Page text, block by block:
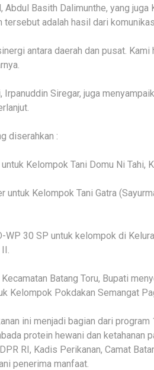
Abdul Basith Dalimunthe, yang juga
tersebut adalah hasil dari
antara daerah dan pusat.
Siregar, juga
diserahkan :
Kelompok Tani Domu Ni Tahi,
untuk Kelompok Tani Gatra
30 SP untuk kelompok di
Batang Toru, Bupati
Kelompok Pokdakan Semangat
ini menjadi bagian dari
protein hewani dan ketahanan
RI, Kadis Perikanan, Camat
penerima manfaat.